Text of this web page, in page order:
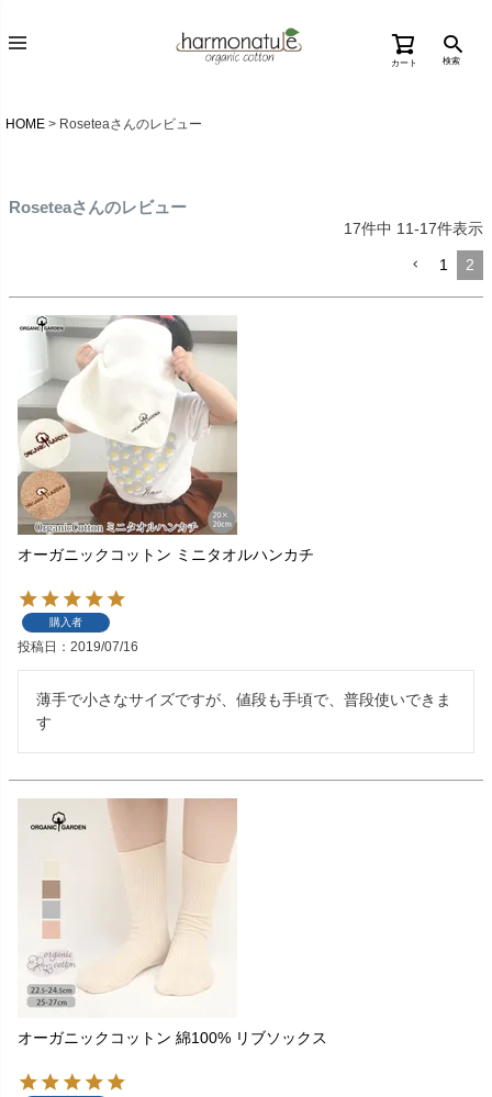
カート 検索
HOME Roseteaさんのレビュー
Roseteaさんのレビュー
17件中 11-17件表示
1 2
オーガニックコットン ミニタオルハンカチ
購入者
投稿日 2019/07/16
薄手で小さなサイズですが、値段も手頃で、普段使いできま
す
オーガニックコットン 綿100% リブソックス